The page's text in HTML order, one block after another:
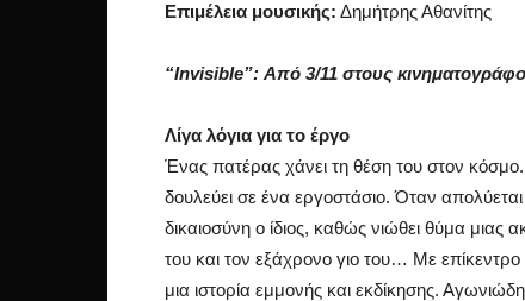
Επιμέλεια μουσικής: Δημήτρης Αθανίτης
“Invisible”: Από 3/11 στους
Λίγα λόγια για το έργο
Ένας πατέρας χάνει τη θέση του στον
δουλεύει σε ένα εργοστάσιο. Όταν
δικαιοσύνη ο ίδιος, καθώς νιώθει θύμα μιας
του και τον εξάχρονο γιο του… Με
μια ιστορία εμμονής και εκδίκησης.